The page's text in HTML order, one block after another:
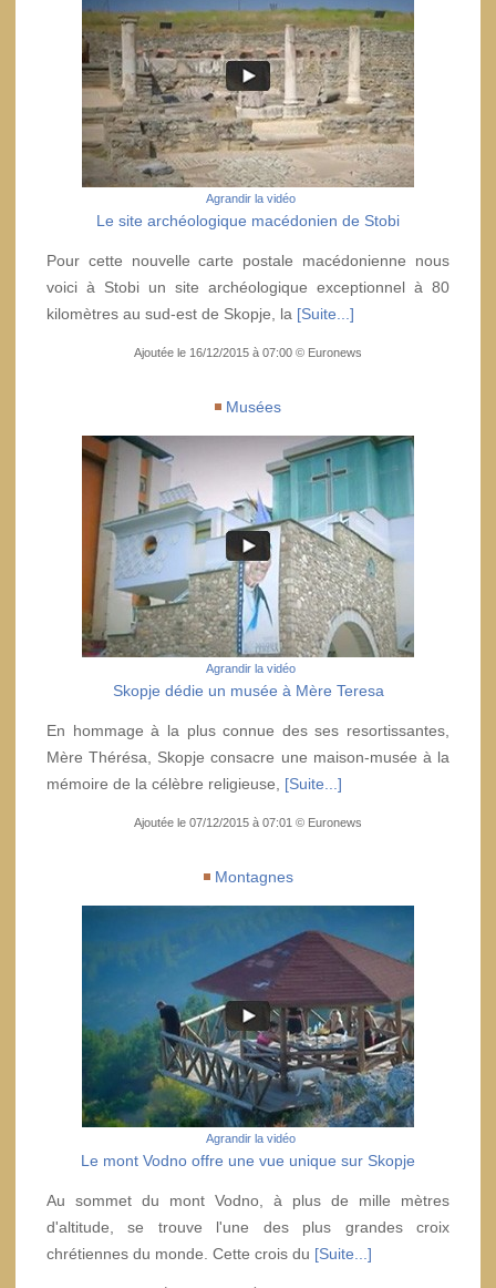
Agrandir la vidéo
Le site archéologique macédonien de Stobi
Pour cette nouvelle carte postale macédonienne nous
voici à Stobi un site archéologique exceptionnel à 80
kilomètres au sud-est de Skopje, la [Suite...]
Ajoutée le 16/12/2015 à 07:00 © Euronews
Musées
Agrandir la vidéo
Skopje dédie un musée à Mère Teresa
En hommage à la plus connue des ses resortissantes,
Mère Thérésa, Skopje consacre une maison-musée à la
mémoire de la célèbre religieuse, [Suite...]
Ajoutée le 07/12/2015 à 07:01 © Euronews
Montagnes
Agrandir la vidéo
Le mont Vodno offre une vue unique sur Skopje
Au sommet du mont Vodno, à plus de mille mètres
d'altitude, se trouve l'une des plus grandes croix
chrétiennes du monde. Cette crois du [Suite...]